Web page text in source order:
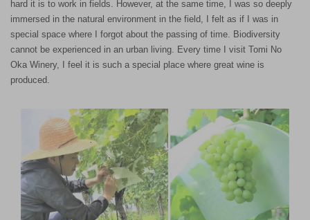
hard it is to work in fields. However, at the same time, I was so deeply
immersed in the natural environment in the field, I felt as if I was in
special space where I forgot about the passing of time. Biodiversity
cannot be experienced in an urban living. Every time I visit Tomi No
Oka Winery, I feel it is such a special place where great wine is
produced.